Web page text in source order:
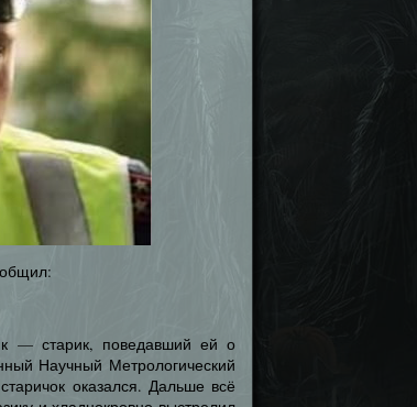
— старик, поведавший ей о
Научный Метрологический
оказался. Дальше всё